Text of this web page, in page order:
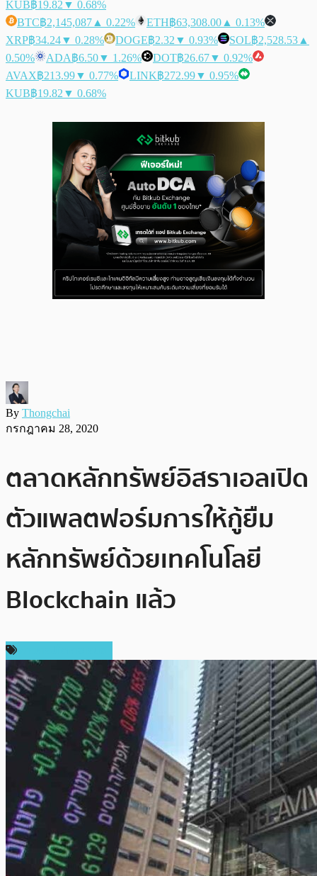
KUB฿19.82 ▼ 0.68%
BTC฿2,145,087 ▲ 0.22% ETH฿63,308.00 ▲ 0.13%
XRP฿34.24▼ 0.28% DOGE฿2.32 ▼ 0.93% SOL฿2,528.53 ▲
0.50%
ADA฿6.50▼ 1.26% DOT฿26.67▼ 0.92%
AVAX฿213.99▼ 0.77% LINK฿272.99▼ 0.95%
KUB฿19.82 ▼ 0.68%
By Thongchai
กรกฎาคม 28, 2020
ตลาดหลักทรัพย์อิสราเอลเปิด
ตัวแพลตฟอร์มการให้กู้ยืม
หลักทรัพย์ด้วยเทคโนโลยี
Blockchain แล้ว